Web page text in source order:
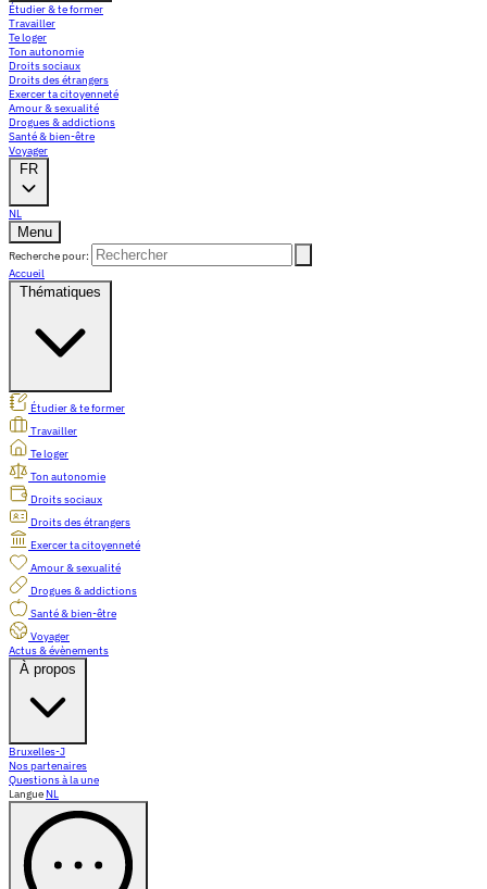
Étudier & te former
Travailler
Te loger
Ton autonomie
Droits sociaux
Droits des étrangers
Exercer ta citoyenneté
Amour & sexualité
Drogues & addictions
Santé & bien-être
Voyager
FR
NL
Menu
Recherche pour:
Accueil
Thématiques
Étudier & te former
Travailler
Te loger
Ton autonomie
Droits sociaux
Droits des étrangers
Exercer ta citoyenneté
Amour & sexualité
Drogues & addictions
Santé & bien-être
Voyager
Actus & évènements
À propos
Bruxelles-J
Nos partenaires
Questions à la une
Langue NL